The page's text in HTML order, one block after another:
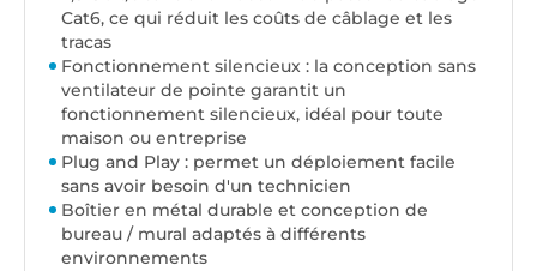
Cat6, ce qui réduit les coûts de câblage et les
tracas
Fonctionnement silencieux : la conception sans
ventilateur de pointe garantit un
fonctionnement silencieux, idéal pour toute
maison ou entreprise
Plug and Play : permet un déploiement facile
sans avoir besoin d'un technicien
Boîtier en métal durable et conception de
bureau / mural adaptés à différents
environnements